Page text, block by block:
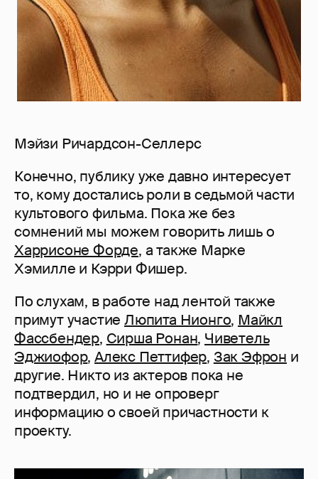
Мэйзи Ричардсон-Селлерс
Конечно, публику уже давно интересует
то, кому достались роли в седьмой части
культового фильма. Пока же без
сомнений мы можем говорить лишь о
Харрисоне Форде, а также Марке
Хэмилле и Кэрри Фишер.
По слухам, в работе над лентой также
примут участиеЛюпита Нионго, Майкл
Фассбендер, Сирша Ронан, Чиветель
Эджиофор,Алекс Петтифер, Зак Эфрон и
другие. Никто из актеров пока не
подтвердил, но и не опроверг
информацию о своей причастности к
проекту.